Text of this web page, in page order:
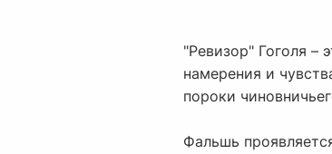
"Ревизор" Гоголя
намерения и
пороки
Фальшь